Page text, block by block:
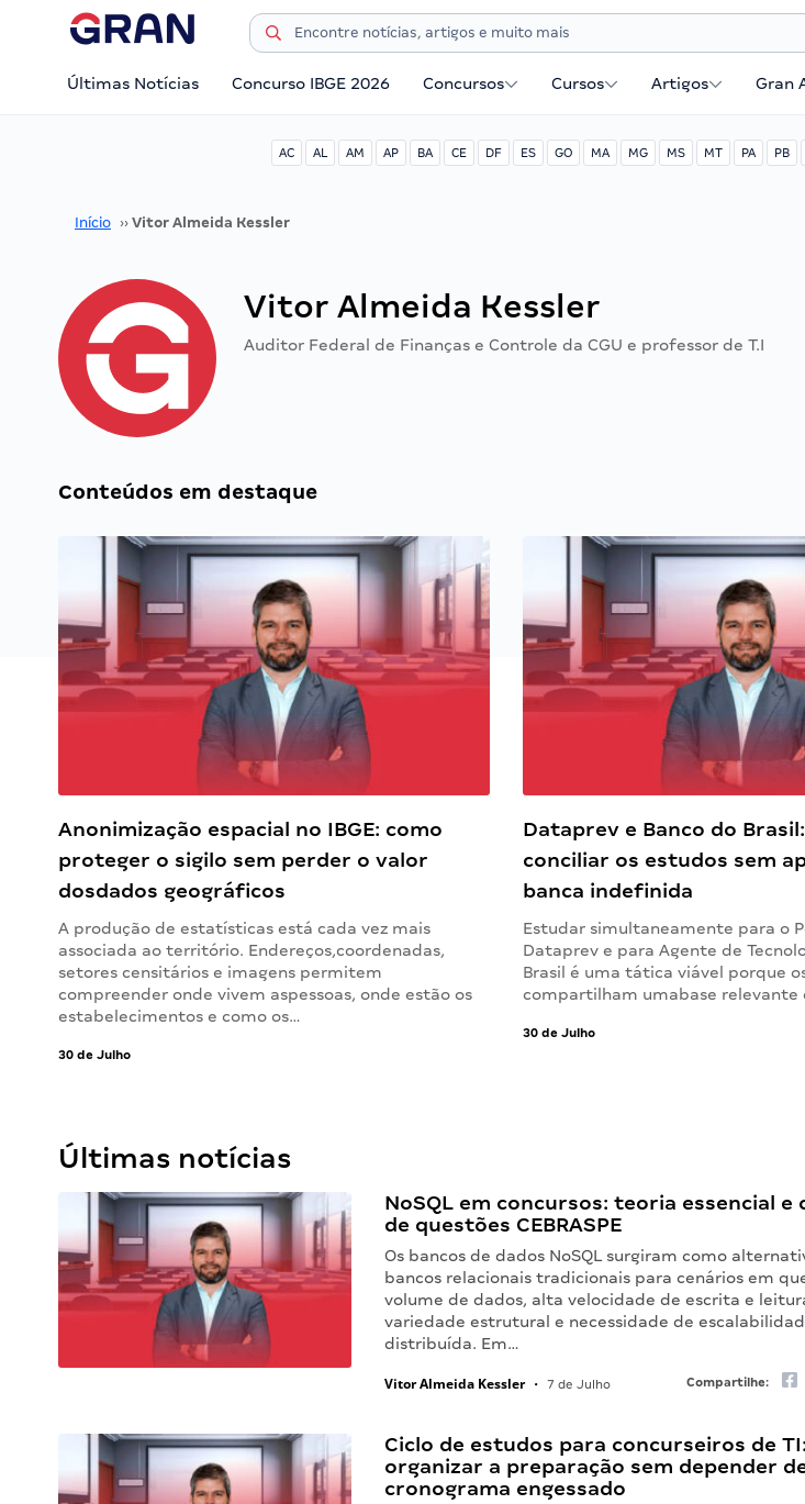
Últimas Notícias Concurso IBGE 2026 Concursos Cursos Artigos Gran
AC AL AM AP BA CE DF ES GO MA MG MS MT PA PB
Início ›› Vitor Almeida Kessler
Vitor Almeida Kessler
Auditor Federal de Finanças e Controle da CGU e professor de T.I
Conteúdos em destaque
Anonimização espacial no IBGE: como
proteger o sigilo sem perder o valor
dosdados geográficos
A produção de estatísticas está cada vez mais
associada ao território. Endereços,coordenadas,
setores censitários e imagens permitem
compreender onde vivem aspessoas, onde estão os
estabelecimentos e como os…
30 de Julho
Dataprev e Banco do
conciliar os estudos sem
banca indefinida
Estudar simultaneamente para o
Dataprev e para Agente de
Brasil é uma tática viável porque
compartilham umabase relevante
30 de Julho
Últimas notícias
NoSQL em concursos: teoria essencial e
de questões CEBRASPE
Os bancos de dados NoSQL surgiram como
bancos relacionais tradicionais para cenários em
volume de dados, alta velocidade de escrita e
variedade estrutural e necessidade de
distribuída. Em…
Vitor Almeida Kessler • 7 de Julho Compartilhe:
Ciclo de estudos para concurseiros de
organizar a preparação sem depender
cronograma engessado